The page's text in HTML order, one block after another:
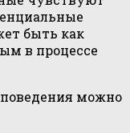
быть как
в процессе
можно